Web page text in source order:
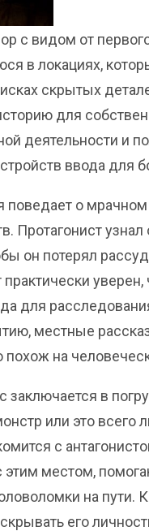
с видом от
в локациях,
скрытых
для
деятельности и
ввода
поведает о
Протагонист
он потерял
для
местные
похож на
заключается в
или это
с
этим местом,
на пути.
его